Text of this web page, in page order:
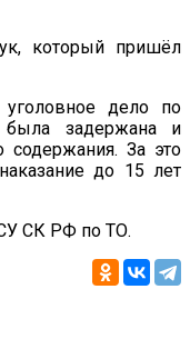
который пришёл
дело по
была задержана и
За это
до 15 лет
СК РФ по ТО.